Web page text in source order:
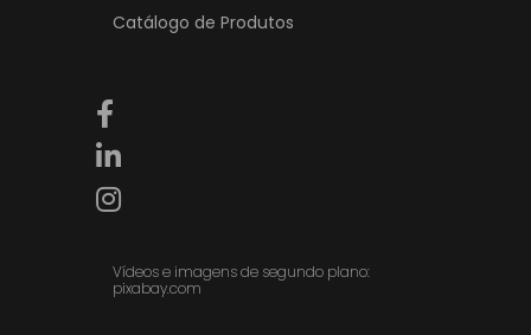
Catálogo de Produtos
Vídeos e imagens de segundo plano:
pixabay.com